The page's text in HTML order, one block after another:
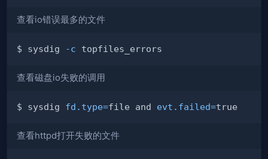
查看io错误最多的文件
$ sysdig -c
查看磁盘io失败的调用
$ sysdig fd.type=file and evt.failed=
查看httpd打开失败的文件